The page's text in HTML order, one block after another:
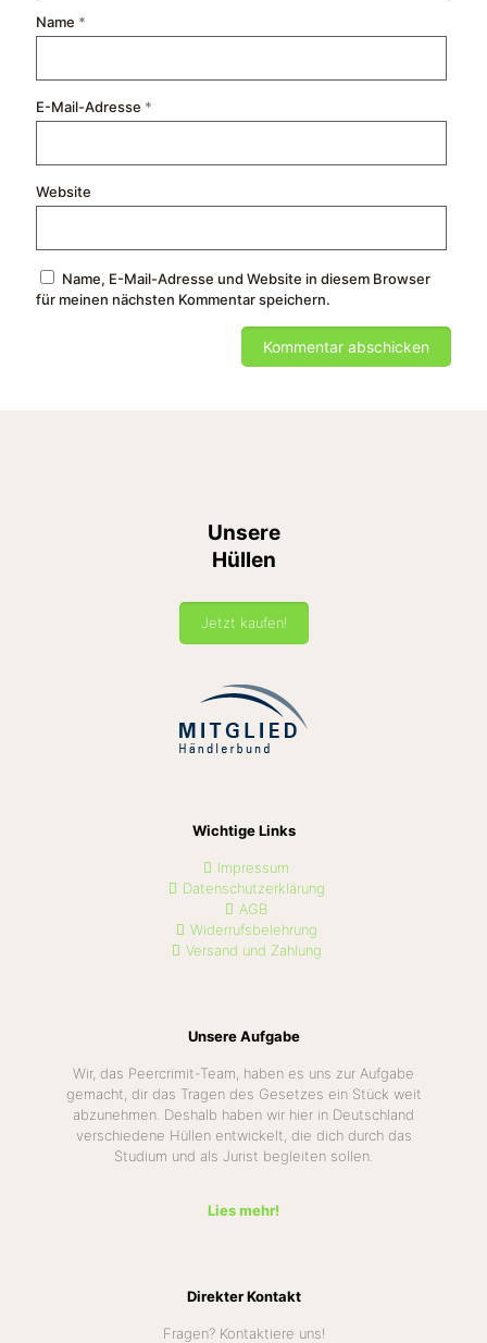
Name *
E-Mail-Adresse *
Website
Name, E-Mail-Adresse und Website in diesem Browser
für meinen nächsten Kommentar speichern.
Unsere
Hüllen
Jetzt kaufen!
Wichtige Links
Impressum
Datenschutzerklärung
AGB
Widerrufsbelehrung
Versand und Zahlung
Unsere Aufgabe
Wir, das Peercrimit-Team, haben es uns zur Aufgabe
gemacht, dir das Tragen des Gesetzes ein Stück weit
abzunehmen. Deshalb haben wir hier in Deutschland
verschiedene Hüllen entwickelt, die dich durch das
Studium und als Jurist begleiten sollen.
Lies mehr!
Direkter Kontakt
Fragen? Kontaktiere uns!